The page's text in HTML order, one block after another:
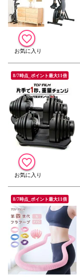
8/7時点_ポイント最大11倍
8/7時点_ポイント最大11倍